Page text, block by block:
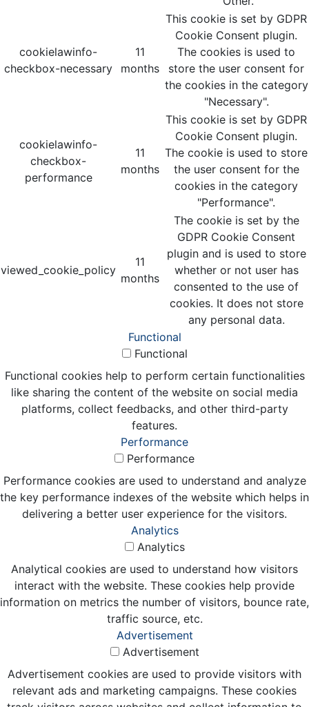
cookielawinfo-
checkbox-necessary
11
months
This cookie is set by GDPR
Cookie Consent plugin.
The cookies is used to
store the user consent for
the cookies in the category
"Necessary".
cookielawinfo-
checkbox-
performance
11
months
This cookie is set by GDPR
Cookie Consent plugin.
The cookie is used to store
the user consent for the
cookies in the category
"Performance".
viewed_cookie_policy
11
months
The cookie is set by the
GDPR Cookie Consent
plugin and is used to store
whether or not user has
consented to the use of
cookies. It does not store
any personal data.
Functional
Functional
Functional cookies help to perform certain functionalities
like sharing the content of the website on social media
platforms, collect feedbacks, and other third-party
features.
Performance
Performance
Performance cookies are used to understand and analyze
the key performance indexes of the website which helps in
delivering a better user experience for the visitors.
Analytics
Analytics
Analytical cookies are used to understand how visitors
interact with the website. These cookies help provide
information on metrics the number of visitors, bounce rate,
traffic source, etc.
Advertisement
Advertisement
Advertisement cookies are used to provide visitors with
relevant ads and marketing campaigns. These cookies